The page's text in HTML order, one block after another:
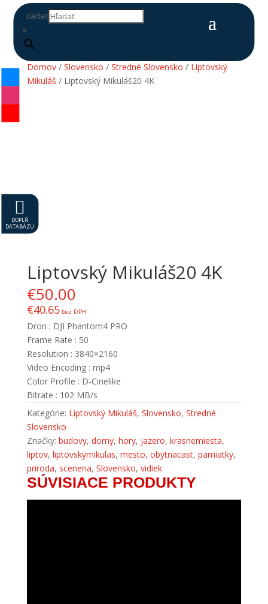
Hľadať
×

DOPLŇ
DATABÁZU
Domov/ Slovensko / Stredné Slovensko / Liptovský
Mikuláš / Liptovský Mikuláš20 4K
Liptovský Mikuláš20 4K
€50.00
€40.65bez DPH
Dron : DJI Phantom4 PRO
Frame Rate : 50
Resolution : 3840×2160
Video Encoding : mp4
Color Profile : D-Cinelike
Bitrate : 102 MB/s
Kategórie: Liptovský Mikuláš, Slovensko, Stredné
Slovensko
Značky: budovy, domy, hory, jazero, krasnemiesta,
liptov, liptovskymikulas, mesto, obytnacast, pamiatky,
priroda, sceneria, Slovensko, vidiek
SÚVISIACE PRODUKTY